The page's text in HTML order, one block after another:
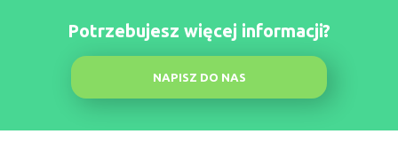
Potrzebujesz więcej informacji?
NAPISZ DO NAS